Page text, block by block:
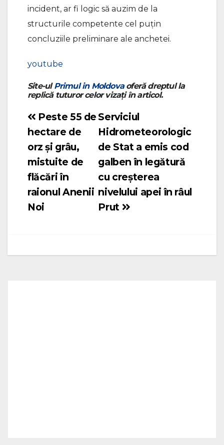
incident, ar fi logic să auzim de la
structurile competente cel puțin
concluziile preliminare ale anchetei.
youtube
Site-ulPrimul in Moldovaoferă dreptul la
replică tuturor celor vizați în articol.
Navigare
în
articole
Serviciul
Hidrometeorologic
de Stat a emis cod
galben în legătură
cu creșterea
nivelului apei în râul
Prut
Peste 55 de
hectare de
orz și grâu,
mistuite de
flăcări în
raionul Anenii
Noi